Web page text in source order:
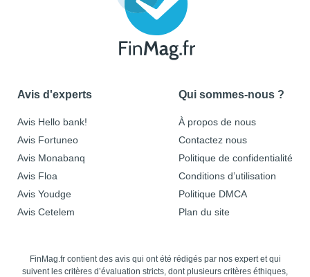
Avis d'experts
Avis Hello bank!
Avis Fortuneo
Avis Monabanq
Avis Floa
Avis Youdge
Avis Cetelem
Qui sommes-nous ?
À propos de nous
Contactez nous
Politique de confidentialité
Conditions d’utilisation
Politique DMCA
Plan du site
FinMag.fr contient des avis qui ont été rédigés par nos expert et qui
suivent les critères d’évaluation stricts, dont plusieurs critères éthiques,